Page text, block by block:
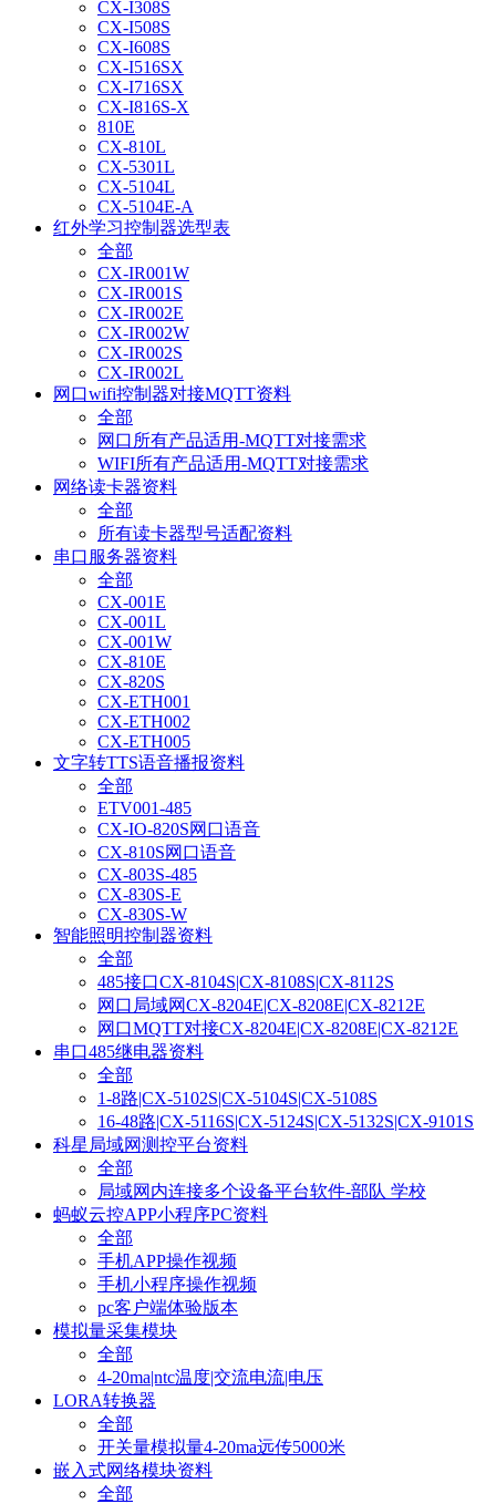
CX-I308S
CX-I508S
CX-I608S
CX-I516SX
CX-I716SX
CX-I816S-X
810E
CX-810L
CX-5301L
CX-5104L
CX-5104E-A
红外学习控制器选型表
全部
CX-IR001W
CX-IR001S
CX-IR002E
CX-IR002W
CX-IR002S
CX-IR002L
网口wifi控制器对接MQTT资料
全部
网口所有产品适用-MQTT对接需求
WIFI所有产品适用-MQTT对接需求
网络读卡器资料
全部
所有读卡器型号适配资料
串口服务器资料
全部
CX-001E
CX-001L
CX-001W
CX-810E
CX-820S
CX-ETH001
CX-ETH002
CX-ETH005
文字转TTS语音播报资料
全部
ETV001-485
CX-IO-820S网口语音
CX-810S网口语音
CX-803S-485
CX-830S-E
CX-830S-W
智能照明控制器资料
全部
485接口CX-8104S|CX-8108S|CX-8112S
网口局域网CX-8204E|CX-8208E|CX-8212E
网口MQTT对接CX-8204E|CX-8208E|CX-8212E
串口485继电器资料
全部
1-8路|CX-5102S|CX-5104S|CX-5108S
16-48路|CX-5116S|CX-5124S|CX-5132S|CX-9101S
科星局域网测控平台资料
全部
局域网内连接多个设备平台软件-部队 学校
蚂蚁云控APP小程序PC资料
全部
手机APP操作视频
手机小程序操作视频
pc客户端体验版本
模拟量采集模块
全部
4-20ma|ntc温度|交流电流|电压
LORA转换器
全部
开关量模拟量4-20ma远传5000米
嵌入式网络模块资料
全部